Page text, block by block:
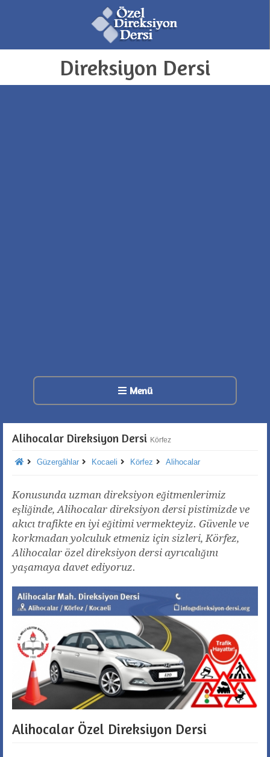
Direksiyon Dersi
Menü
Alihocalar Direksiyon Dersi Körfez
Güzergâhlar Kocaeli Körfez Alihocalar
Konusunda uzman direksiyon eğitmenlerimiz
eşliğinde, Alihocalar direksiyon dersi pistimizde ve
akıcı trafikte en iyi eğitimi vermekteyiz. Güvenle ve
korkmadan yolculuk etmeniz için sizleri, Körfez,
Alihocalar özel direksiyon dersi ayrıcalığını
yaşamaya davet ediyoruz.
Alihocalar Özel Direksiyon Dersi